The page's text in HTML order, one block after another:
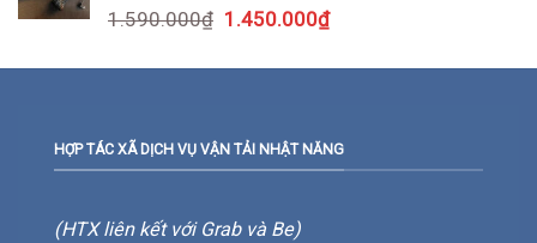
1.590.000₫ 1.450.000₫
HỢP TÁC XÃ DỊCH VỤ VẬN TẢI NHẬT NĂNG
(HTX liên kết với Grab và Be)